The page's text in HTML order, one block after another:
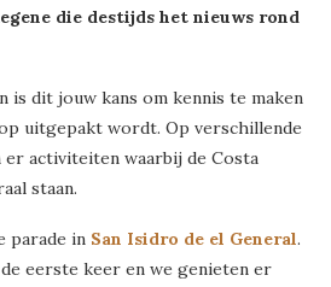
die destijds het nieuws rond
is dit jouw kans om kennis te maken
uitgepakt wordt. Op verschillende
activiteiten waarbij de Costa
staan.
parade in San Isidro de el General.
eerste keer en we genieten er